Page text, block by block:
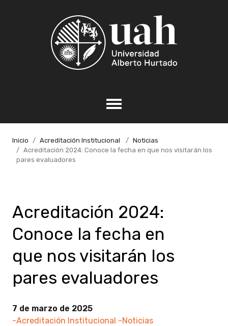
Inicio Acreditación Institucional
Noticias
Acreditación 2024: Conoce la fecha en que nos visitarán los
pares evaluadores
Acreditación 2024:
Conoce la fecha en
que nos visitarán los
pares evaluadores
7 de marzo de 2025
-Acreditación Institucional -Noticias